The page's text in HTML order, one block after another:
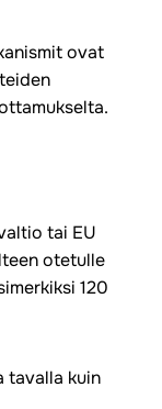
ovat
tai EU
otetulle
120
tavalla kuin